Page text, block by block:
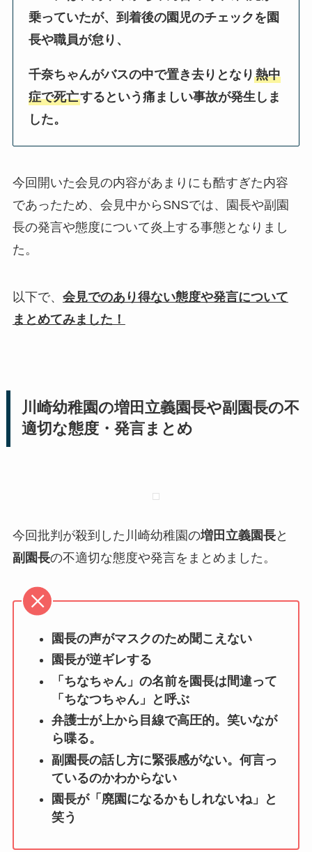
乗っていたが、到着後の園児のチェックを園
長や職員が怠り、
千奈ちゃんがバスの中で置き去りとなり熱中
症で死亡するという痛ましい事故が発生しま
した。
今回開いた会見の内容があまりにも酷すぎた内容
であったため、会見中からSNSでは、園長や副園
長の発言や態度について炎上する事態となりまし
た。
以下で、 会見でのあり得ない態度や発言について
まとめてみました！
川崎幼稚園の増田立義園長や副園長の不
適切な態度・発言まとめ
今回批判が殺到した川崎幼稚園の増田立義園長と
副園長の不適切な態度や発言をまとめました。
園長の声がマスクのため聞こえない
園長が逆ギレする
「ちなちゃん」の名前を園長は間違って
「ちなつちゃん」と呼ぶ
弁護士が上から目線で高圧的。笑いなが
ら喋る。
副園長の話し方に緊張感がない。何言っ
ているのかわからない
園長が「廃園になるかもしれないね」と
笑う